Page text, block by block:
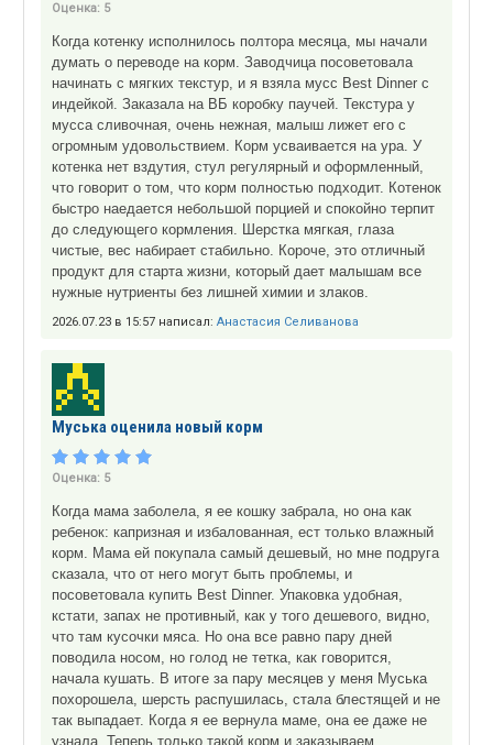
Оценка: 5
Когда котенку исполнилось полтора месяца, мы начали
думать о переводе на корм. Заводчица посоветовала
начинать с мягких текстур, и я взяла мусс Best Dinner с
индейкой. Заказала на ВБ коробку паучей. Текстура у
мусса сливочная, очень нежная, малыш лижет его с
огромным удовольствием. Корм усваивается на ура. У
котенка нет вздутия, стул регулярный и оформленный,
что говорит о том, что корм полностью подходит. Котенок
быстро наедается небольшой порцией и спокойно терпит
до следующего кормления. Шерстка мягкая, глаза
чистые, вес набирает стабильно. Короче, это отличный
продукт для старта жизни, который дает малышам все
нужные нутриенты без лишней химии и злаков.
2026.07.23 в 15:57 написал: Анастасия Селиванова
Муська оценила новый корм
Оценка: 5
Когда мама заболела, я ее кошку забрала, но она как
ребенок: капризная и избалованная, ест только влажный
корм. Мама ей покупала самый дешевый, но мне подруга
сказала, что от него могут быть проблемы, и
посоветовала купить Best Dinner. Упаковка удобная,
кстати, запах не противный, как у того дешевого, видно,
что там кусочки мяса. Но она все равно пару дней
поводила носом, но голод не тетка, как говорится,
начала кушать. В итоге за пару месяцев у меня Муська
похорошела, шерсть распушилась, стала блестящей и не
так выпадает. Когда я ее вернула маме, она ее даже не
узнала. Теперь только такой корм и заказываем.